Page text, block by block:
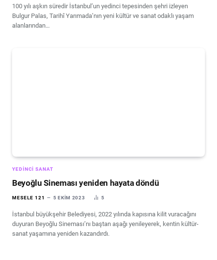
100 yılı aşkın süredir İstanbul’un yedinci tepesinden şehri izleyen
Bulgur Palas, Tarihî Yarımada’nın yeni kültür ve sanat odaklı yaşam
alanlarından…
YEDINCI SANAT
Beyoğlu Sineması yeniden hayata döndü
MESELE 121 5 EKIM 2023 5
İstanbul büyükşehir Belediyesi, 2022 yılında kapısına kilit vuracağını
duyuran Beyoğlu Sineması’nı baştan aşağı yenileyerek, kentin kültür-
sanat yaşamına yeniden kazandırdı.